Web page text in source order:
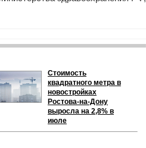
Стоимость
квадратного метра в
новостройках
Ростова-на-Дону
выросла на 2,8% в
июле